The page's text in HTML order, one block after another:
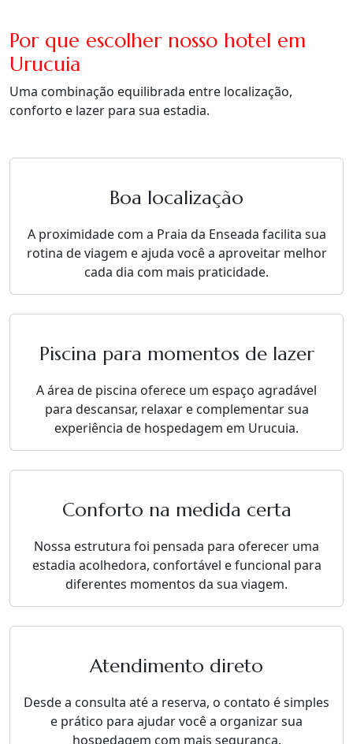
Por que escolher nosso hotel em
Urucuia
Uma combinação equilibrada entre localização,
conforto e lazer para sua estadia.
Boa localização
A proximidade com a Praia da Enseada facilita sua
rotina de viagem e ajuda você a aproveitar melhor
cada dia com mais praticidade.
Piscina para momentos de lazer
A área de piscina oferece um espaço agradável
para descansar, relaxar e complementar sua
experiência de hospedagem em Urucuia.
Conforto na medida certa
Nossa estrutura foi pensada para oferecer uma
estadia acolhedora, confortável e funcional para
diferentes momentos da sua viagem.
Atendimento direto
Desde a consulta até a reserva, o contato é simples
e prático para ajudar você a organizar sua
hospedagem com mais segurança.